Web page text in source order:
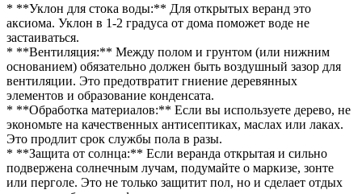
* **Уклон для стока воды:** Для открытых веранд это
аксиома. Уклон в 1-2 градуса от дома поможет воде не
застаиваться.
* **Вентиляция:** Между полом и грунтом (или нижним
основанием) обязательно должен быть воздушный зазор для
вентиляции. Это предотвратит гниение деревянных
элементов и образование конденсата.
* **Обработка материалов:** Если вы используете дерево, не
экономьте на качественных антисептиках, маслах или лаках.
Это продлит срок службы пола в разы.
* **Защита от солнца:** Если веранда открытая и сильно
подвержена солнечным лучам, подумайте о маркизе, зонте
или перголе. Это не только защитит пол, но и сделает отдых